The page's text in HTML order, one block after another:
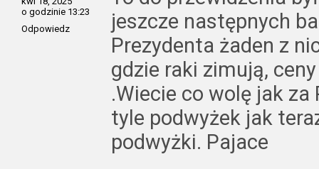
o godzinie 13:23
Odpowiedz
jeszcze następnych
Prezydenta żaden z
gdzie raki zimują,
.Wiecie co wolę jak za
tyle podwyżek jak
podwyżki. Pajace